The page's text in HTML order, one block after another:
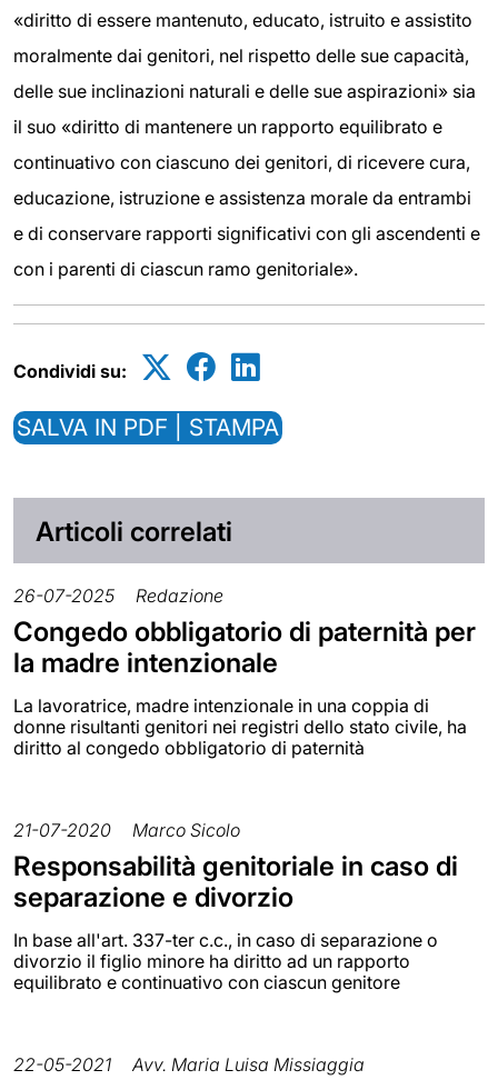
«diritto di essere mantenuto, educato, istruito e assistito
moralmente dai genitori, nel rispetto delle sue capacità,
delle sue inclinazioni naturali e delle sue aspirazioni» sia
il suo «diritto di mantenere un rapporto equilibrato e
continuativo con ciascuno dei genitori, di ricevere cura,
educazione, istruzione e assistenza morale da entrambi
e di conservare rapporti significativi con gli ascendenti e
con i parenti di ciascun ramo genitoriale».
Condividi su:
SALVA IN PDF | STAMPA
Articoli correlati
26-07-2025 Redazione
Congedo obbligatorio di paternità per
la madre intenzionale
La lavoratrice, madre intenzionale in una coppia di
donne risultanti genitori nei registri dello stato civile, ha
diritto al congedo obbligatorio di paternità
21-07-2020 Marco Sicolo
Responsabilità genitoriale in caso di
separazione e divorzio
In base all'art. 337-ter c.c., in caso di separazione o
divorzio il figlio minore ha diritto ad un rapporto
equilibrato e continuativo con ciascun genitore
22-05-2021 Avv. Maria Luisa Missiaggia